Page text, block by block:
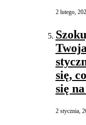
2 lutego,
się,
się
2 stycznia,